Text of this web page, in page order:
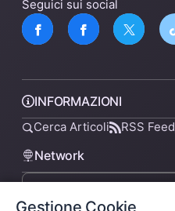
Gestione Cookie
Seguici sui social
INFORMAZIONI
Cerca Articoli RSS Feed
Network